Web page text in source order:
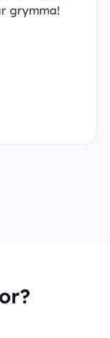
grymma!